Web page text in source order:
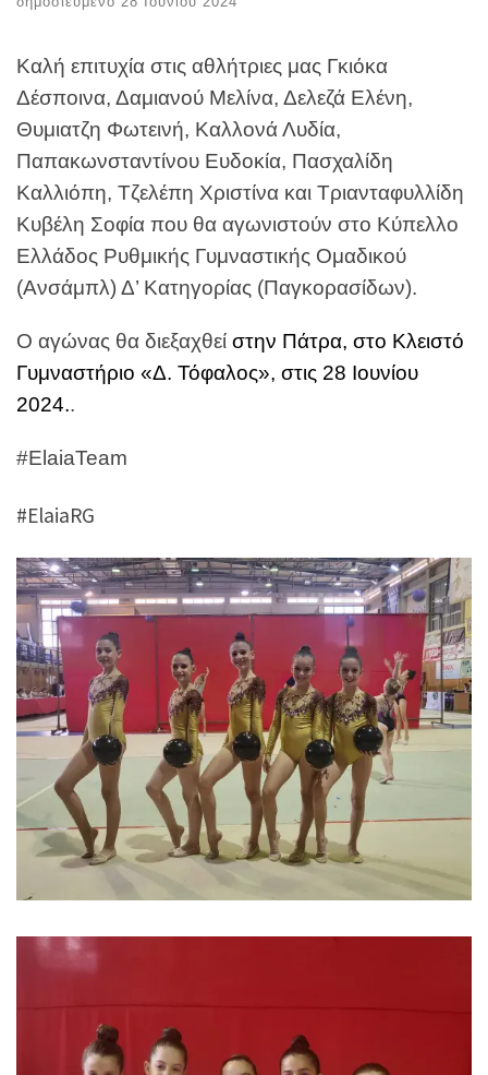
Καλή επιτυχία στις αθλήτριες μας Γκιόκα
Δέσποινα, Δαμιανού Μελίνα, Δελεζά Ελένη,
Θυμιατζη Φωτεινή, Καλλονά Λυδία,
Παπακωνσταντίνου Ευδοκία, Πασχαλίδη
Καλλιόπη, Τζελέπη Χριστίνα και Τριανταφυλλίδη
Κυβέλη Σοφία που θα αγωνιστούν στο Κύπελλο
Ελλάδος Ρυθμικής Γυμναστικής Ομαδικού
(Ανσάμπλ) Δ’ Κατηγορίας (Παγκορασίδων).
Ο αγώνας θα διεξαχθεί στην Πάτρα, στο Κλειστό
Γυμναστήριο «Δ. Τόφαλος», στις 28 Ιουνίου
2024..
#ElaiaTeam
#ElaiaRG